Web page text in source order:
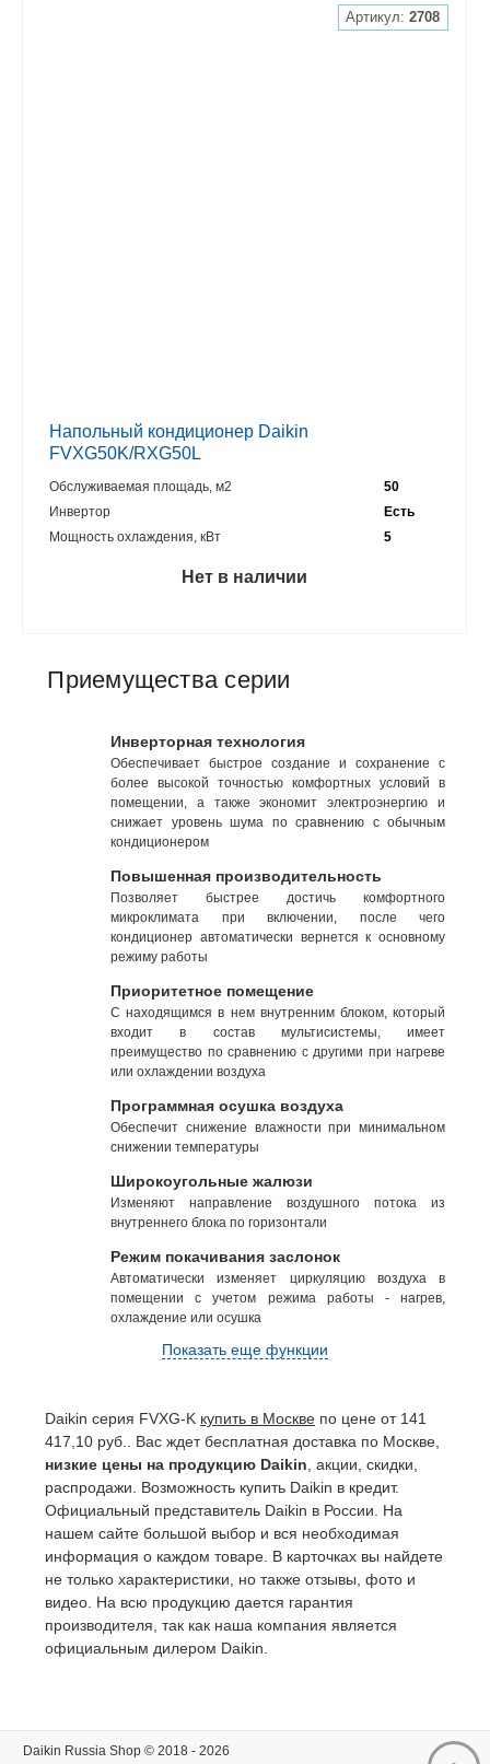
Артикул:2708
Напольный кондиционер Daikin
FVXG50K/RXG50L
Обслуживаемая площадь, м2
50
Инвертор
Есть
Мощность охлаждения, кВт
5
Нет в наличии
Приемущества серии
Инверторная технология
Обеспечивает быстрое создание и сохранение с
более высокой точностью комфортных условий в
помещении, а также экономит электроэнергию и
снижает уровень шума по сравнению с обычным
кондиционером
Повышенная производительность
Позволяет быстрее достичь комфортного
микроклимата при включении, после чего
кондиционер автоматически вернется к основному
режиму работы
Приоритетное помещение
С находящимся в нем внутренним блоком, который
входит в состав мультисистемы, имеет
преимущество по сравнению с другими при нагреве
или охлаждении воздуха
Программная осушка воздуха
Обеспечит снижение влажности при минимальном
снижении температуры
Широкоугольные жалюзи
Изменяют направление воздушного потока из
внутреннего блока по горизонтали
Режим покачивания заслонок
Автоматически изменяет циркуляцию воздуха в
помещении с учетом режима работы - нагрев,
охлаждение или осушка
Показать еще функции
Daikin серия FVXG-K купить в Москве по цене от 141
417,10 руб.. Вас ждет бесплатная доставка по Москве,
низкие цены на продукцию Daikin , акции, скидки,
распродажи. Возможность купить Daikin в кредит.
Официальный представитель Daikin в России. На
нашем сайте большой выбор и вся необходимая
информация о каждом товаре. В карточках вы найдете
не только характеристики, но также отзывы, фото и
видео. На всю продукцию дается гарантия
производителя, так как наша компания является
официальным дилером Daikin.
Daikin Russia Shop © 2018 - 2026